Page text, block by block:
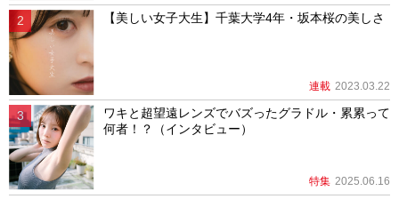
【美しい女子大生】千葉大学4年・坂本桜の美しさ
連載 2023.03.22
ワキと超望遠レンズでバズったグラドル・累累って
何者！？（インタビュー）
特集 2025.06.16